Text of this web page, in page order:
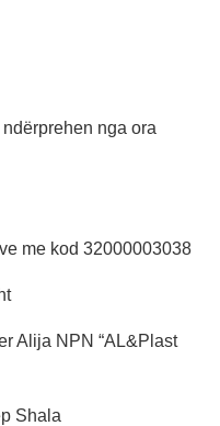
nga ora
me kod 32000003038
Alija NPN “AL&Plast
Shala